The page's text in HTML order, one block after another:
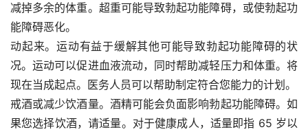
减掉多余的体重。超重可能导致勃起功能障碍，或使勃起功
能障碍恶化。
动起来。运动有益于缓解其他可能导致勃起功能障碍的状
况。运动可以促进血液流动，同时帮助减轻压力和体重。将
现在当成起点。医务人员可以帮助制定符合您能力的计划。
戒酒或减少饮酒量。酒精可能会负面影响勃起功能障碍。如
果您选择饮酒，请适量。对于健康成人，适量即指 65 岁以